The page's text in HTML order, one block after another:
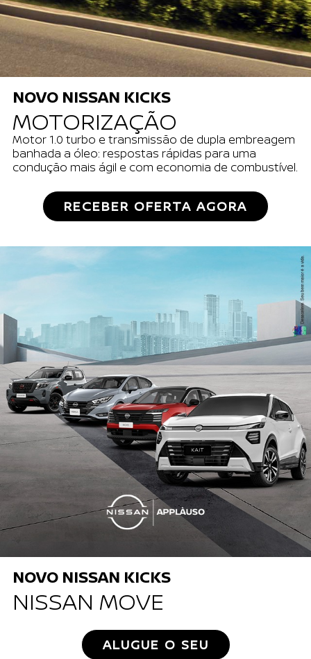
NOVO NISSAN KICKS
MOTORIZAÇÃO
Motor 1.0 turbo e transmissão de dupla embreagem
banhada a óleo: respostas rápidas para uma
condução mais ágil e com economia de combustível.
RECEBER OFERTA AGORA
NOVO NISSAN KICKS
NISSAN MOVE
ALUGUE O SEU